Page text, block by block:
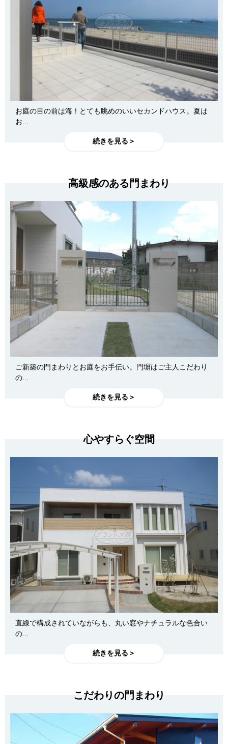
お庭の目の前は海！とても眺めのいいセカンドハウス。夏は
お...
続きを見る＞
高級感のある門まわり
ご新築の門まわりとお庭をお手伝い。門塀はご主人こだわり
の...
続きを見る＞
心やすらぐ空間
直線で構成されていながらも、丸い窓やナチュラルな色合い
の...
続きを見る＞
こだわりの門まわり